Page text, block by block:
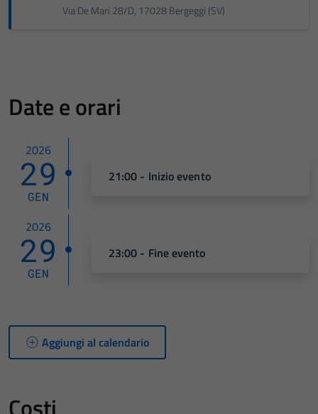
Via De Mari 28/D, 17028 Bergeggi (SV)
Date e orari
2026
29
GEN
21:00 - Inizio evento
2026
29
GEN
23:00 - Fine evento
Aggiungi al calendario